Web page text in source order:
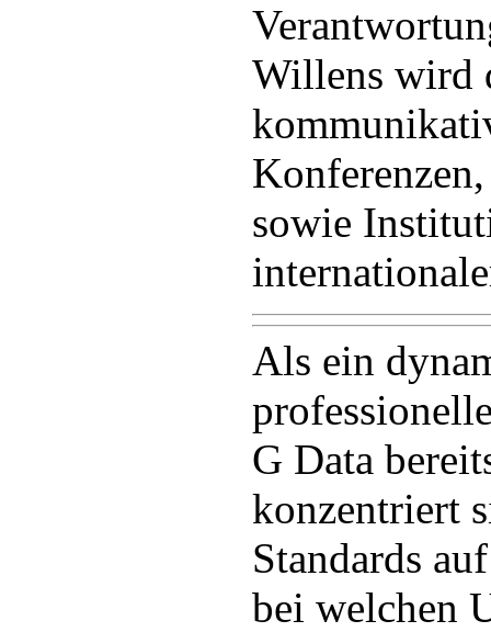
Willens wird
sowie
Als ein
G Data
konzentriert
Standards
bei welchen